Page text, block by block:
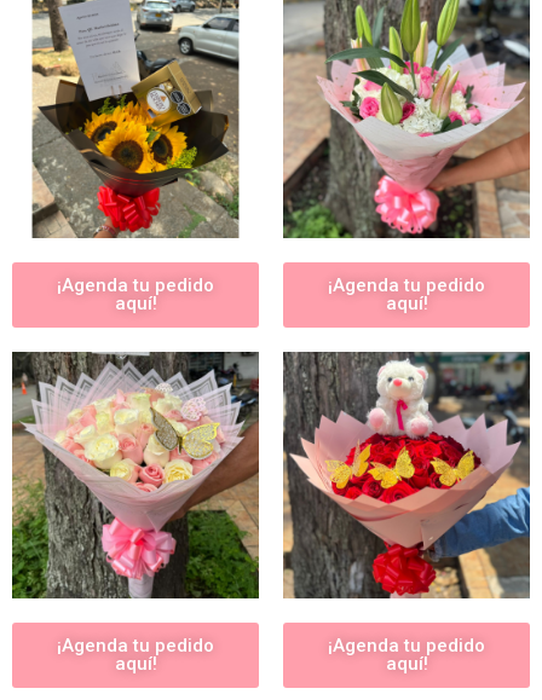
¡Agenda tu pedido
aquí!
¡Agenda tu pedido
aquí!
¡Agenda tu pedido
aquí!
¡Agenda tu pedido
aquí!